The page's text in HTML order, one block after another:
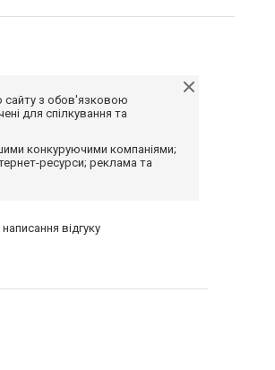
сайту з обов'язковою
для спілкування та
конкуруючими компаніями;
ресурси; реклама та
відгуку